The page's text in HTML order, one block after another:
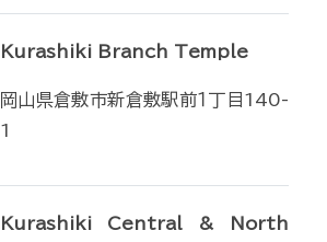
Kurashiki Branch Temple
岡山県倉敷市新倉敷駅前１丁目140-
1
Kurashiki Central & North